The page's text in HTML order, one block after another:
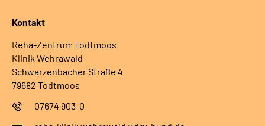
Kontakt
Reha-Zentrum Todtmoos
Klinik Wehrawald
Schwarzenbacher Straße 4
79682 Todtmoos
07674 903-0